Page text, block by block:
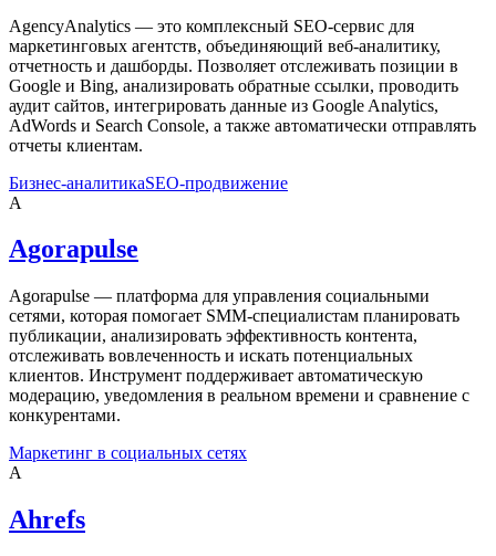
AgencyAnalytics — это комплексный SEO-сервис для
маркетинговых агентств, объединяющий веб-аналитику,
отчетность и дашборды. Позволяет отслеживать позиции в
Google и Bing, анализировать обратные ссылки, проводить
аудит сайтов, интегрировать данные из Google Analytics,
AdWords и Search Console, а также автоматически отправлять
отчеты клиентам.
Бизнес-аналитикаSEO-продвижение
A
Agorapulse
Agorapulse — платформа для управления социальными
сетями, которая помогает SMM-специалистам планировать
публикации, анализировать эффективность контента,
отслеживать вовлеченность и искать потенциальных
клиентов. Инструмент поддерживает автоматическую
модерацию, уведомления в реальном времени и сравнение с
конкурентами.
Маркетинг в социальных сетях
A
Ahrefs